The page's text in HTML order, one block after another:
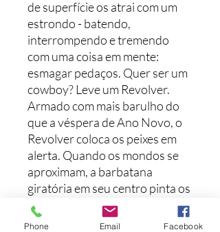
de superfície os atrai com um
estrondo - batendo,
interrompendo e tremendo
com uma coisa em mente:
esmagar pedaços. Quer ser um
cowboy? Leve um Revolver.
Armado com mais barulho do
que a véspera de Ano Novo, o
Revolver coloca os peixes em
alerta. Quando os mondos se
aproximam, a barbatana
giratória em seu centro pinta os
anzóis como o alvo claro. O
corpo treme conforme a
Phone Email Facebook